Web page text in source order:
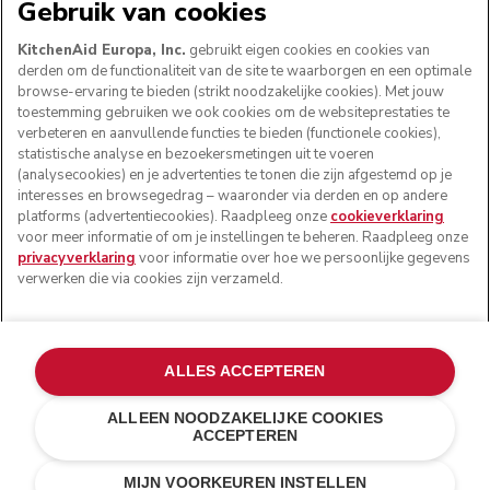
VOLG ONS
© KitchenAid 2026 - Alle rechten voorbehouden.
KitchenAid en het design van de mixer zijn handelsmerken
in de Verenigde Staten en andere landen.
Mijn cookies beheren Privacyverklaring
Gebruik van cookies
KitchenAid Europa, Inc. gebruikt eigen cookies en cookies van
derden om de functionaliteit van de site te waarborgen en een optimale
browse-ervaring te bieden (strikt noodzakelijke cookies). Met jouw
toestemming gebruiken we ook cookies om de websiteprestaties te
verbeteren en aanvullende functies te bieden (functionele cookies),
statistische analyse en bezoekersmetingen uit te voeren
(analysecookies) en je advertenties te tonen die zijn afgestemd op je
interesses en browsegedrag – waaronder via derden en op andere
platforms (advertentiecookies). Raadpleeg onze cookieverklaring
voor meer informatie of om je instellingen te beheren. Raadpleeg onze
privacyverklaring voor informatie over hoe we persoonlijke gegevens
verwerken die via cookies zijn verzameld.
MIJN VOORKEUREN INSTELLEN
ALLEEN NOODZAKELIJKE COOKIES
ACCEPTEREN
ALLES ACCEPTEREN